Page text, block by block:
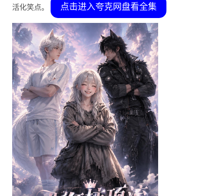
活化笑点。
点击进入夸克网盘看全集